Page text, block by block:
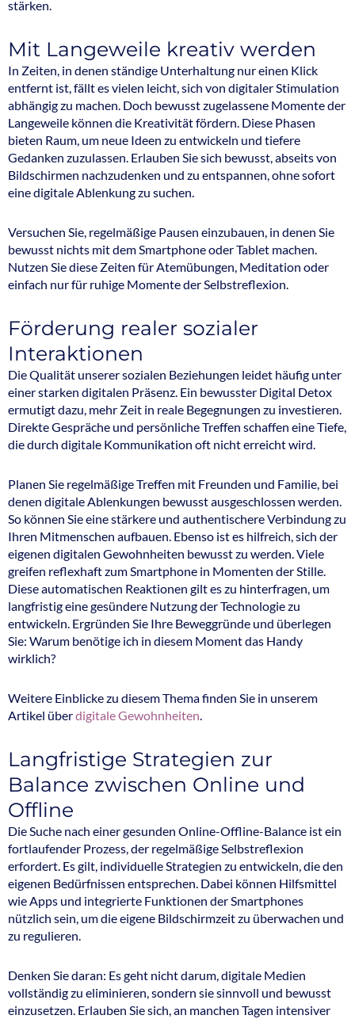
stärken.
Mit Langeweile kreativ werden
In Zeiten, in denen ständige Unterhaltung nur einen Klick
entfernt ist, fällt es vielen leicht, sich von digitaler Stimulation
abhängig zu machen. Doch bewusst zugelassene Momente der
Langeweile können die Kreativität fördern. Diese Phasen
bieten Raum, um neue Ideen zu entwickeln und tiefere
Gedanken zuzulassen. Erlauben Sie sich bewusst, abseits von
Bildschirmen nachzudenken und zu entspannen, ohne sofort
eine digitale Ablenkung zu suchen.
Versuchen Sie, regelmäßige Pausen einzubauen, in denen Sie
bewusst nichts mit dem Smartphone oder Tablet machen.
Nutzen Sie diese Zeiten für Atemübungen, Meditation oder
einfach nur für ruhige Momente der Selbstreflexion.
Förderung realer sozialer
Interaktionen
Die Qualität unserer sozialen Beziehungen leidet häufig unter
einer starken digitalen Präsenz. Ein bewusster Digital Detox
ermutigt dazu, mehr Zeit in reale Begegnungen zu investieren.
Direkte Gespräche und persönliche Treffen schaffen eine Tiefe,
die durch digitale Kommunikation oft nicht erreicht wird.
Planen Sie regelmäßige Treffen mit Freunden und Familie, bei
denen digitale Ablenkungen bewusst ausgeschlossen werden.
So können Sie eine stärkere und authentischere Verbindung zu
Ihren Mitmenschen aufbauen. Ebenso ist es hilfreich, sich der
eigenen digitalen Gewohnheiten bewusst zu werden. Viele
greifen reflexhaft zum Smartphone in Momenten der Stille.
Diese automatischen Reaktionen gilt es zu hinterfragen, um
langfristig eine gesündere Nutzung der Technologie zu
entwickeln. Ergründen Sie Ihre Beweggründe und überlegen
Sie: Warum benötige ich in diesem Moment das Handy
wirklich?
Weitere Einblicke zu diesem Thema finden Sie in unserem
Artikel überdigitale Gewohnheiten.
Langfristige Strategien zur
Balance zwischen Online und
Offline
Die Suche nach einer gesunden Online-Offline-Balance ist ein
fortlaufender Prozess, der regelmäßige Selbstreflexion
erfordert. Es gilt, individuelle Strategien zu entwickeln, die den
eigenen Bedürfnissen entsprechen. Dabei können Hilfsmittel
wie Apps und integrierte Funktionen der Smartphones
nützlich sein, um die eigene Bildschirmzeit zu überwachen und
zu regulieren.
Denken Sie daran: Es geht nicht darum, digitale Medien
vollständig zu eliminieren, sondern sie sinnvoll und bewusst
einzusetzen. Erlauben Sie sich, an manchen Tagen intensiver